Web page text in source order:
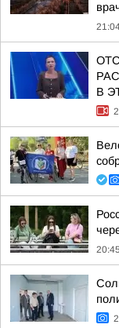
В
20:45